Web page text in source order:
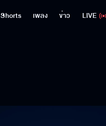
Shorts เพลง ข่าว LIVE